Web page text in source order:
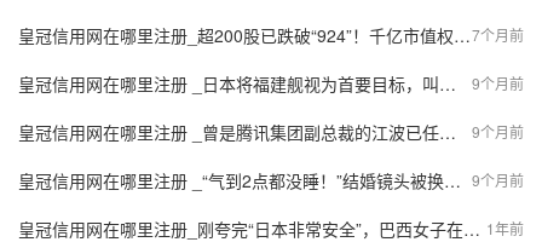
7个月前
皇冠信用网在哪里注册_超200股已跌破“924”！千亿市值权重占一成，这些板块临近行情起点
9个月前
皇冠信用网在哪里注册 _日本将福建舰视为首要目标，叫嚣要优先击沉，实力悬殊纯属自取其辱
9个月前
皇冠信用网在哪里注册 _曾是腾讯集团副总裁的江波已任上海交大教授、博导
9个月前
皇冠信用网在哪里注册 _“气到2点都没睡！”结婚镜头被换成监控录像，新娘崩溃！摄像称素材全丢了，酒店：赔付4000元
1年前
皇冠信用网在哪里注册_刚夸完“日本非常安全”，巴西女子在日遇害，凶手疑纵火烧尸掩盖作案痕迹